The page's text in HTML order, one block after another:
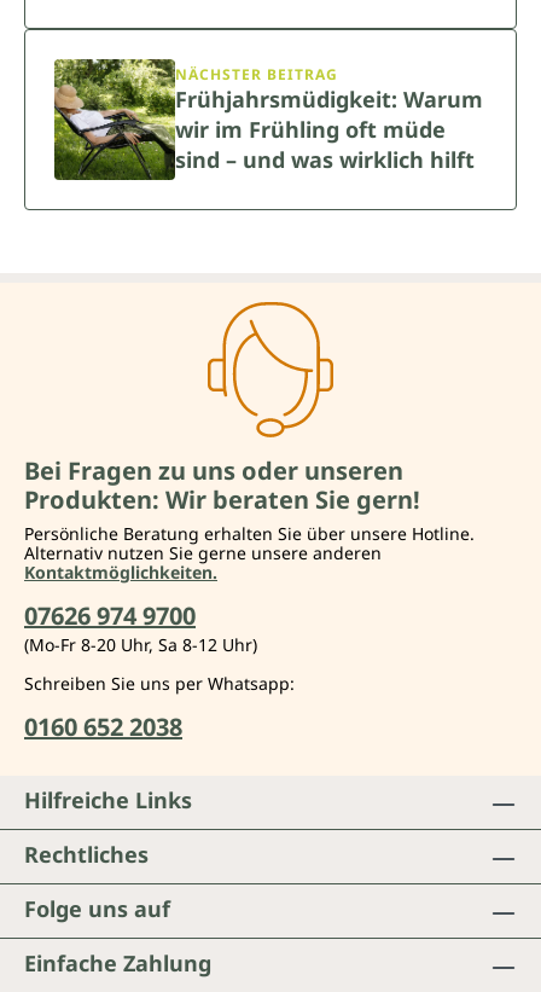
NÄCHSTER BEITRAG
Frühjahrsmüdigkeit: Warum
wir im Frühling oft müde
sind – und was wirklich hilft
Bei Fragen zu uns oder unseren
Produkten: Wir beraten Sie gern!
Persönliche Beratung erhalten Sie über unsere Hotline.
Alternativ nutzen Sie gerne unsere anderen
Kontaktmöglichkeiten.
07626 974 9700
(Mo-Fr 8-20 Uhr, Sa 8-12 Uhr)
Schreiben Sie uns per Whatsapp:
0160 652 2038
Folge uns auf
Einfache Zahlung
Hilfreiche Links
Rechtliches